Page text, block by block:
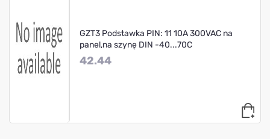
GZT3 Podstawka PIN: 11 10A 300VAC na
panel,na szynę DIN -40...70C
42.44